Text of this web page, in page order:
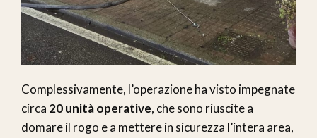
Complessivamente, l’operazione ha visto impegnate
circa 20 unità operative, che sono riuscite a
domare il rogo e a mettere in sicurezza l’intera area,